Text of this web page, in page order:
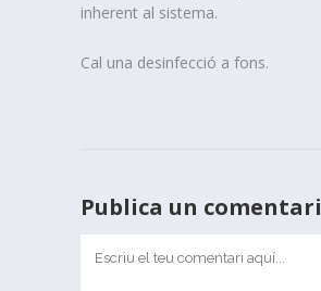
inherent al sistema.
Cal una desinfecció a fons.
Publica un comentari